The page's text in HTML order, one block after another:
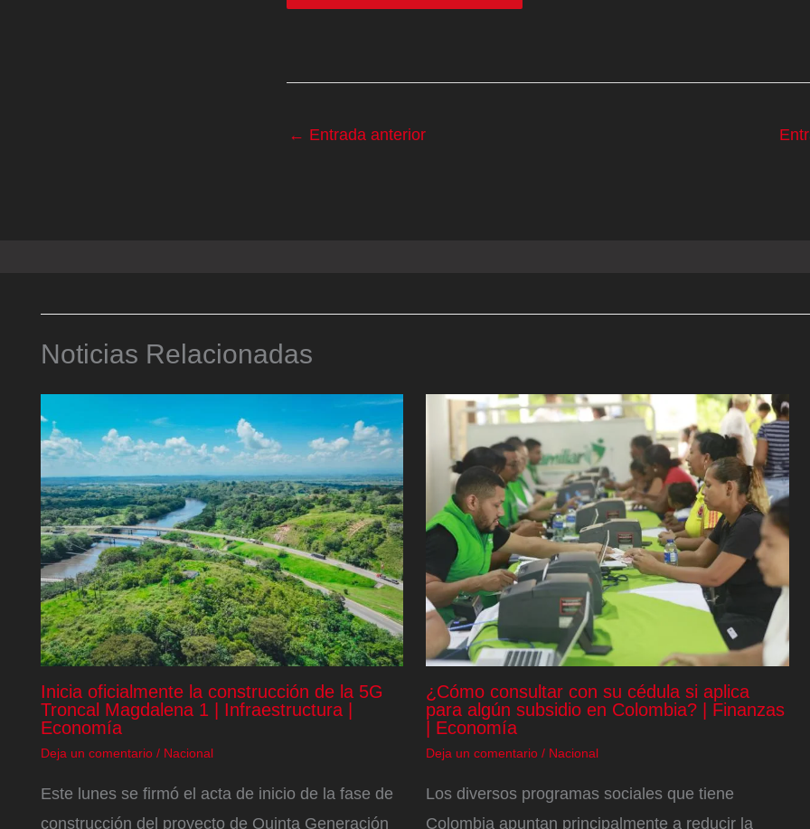
← Entrada anterior
Noticias Relacionadas
Inicia oficialmente la construcción de la 5G
Troncal Magdalena 1 | Infraestructura |
Economía
Deja un comentario / Nacional
Este lunes se firmó el acta de inicio de la fase de
construcción del proyecto de Quinta Generación
¿Cómo consultar con su cédula si aplica
para algún subsidio en Colombia? | Finanzas
| Economía
Deja un comentario / Nacional
Los diversos programas sociales que tiene
Colombia apuntan principalmente a reducir la